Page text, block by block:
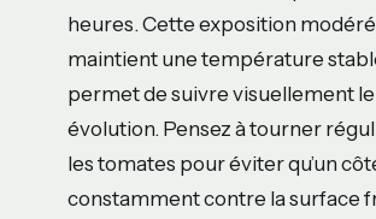
heures. Cette exposition
maintient une température
permet de suivre visuellement
évolution. Pensez à tourner
les tomates pour éviter qu’un
constamment contre la surface